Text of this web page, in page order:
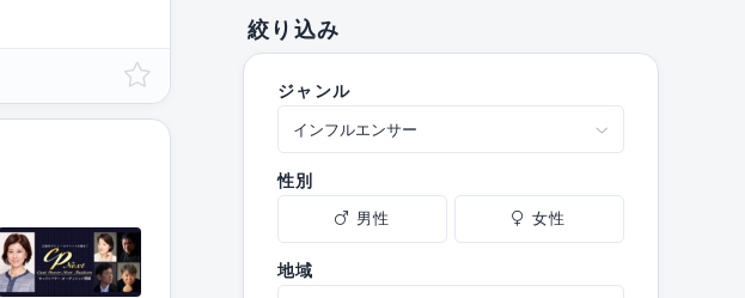
絞り込み
ジャンル
性別
男性 女性
地域